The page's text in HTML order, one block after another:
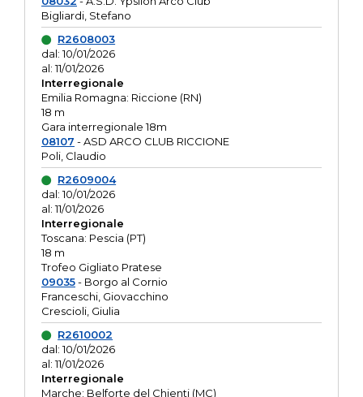
Bigliardi, Stefano
R2608003
dal: 10/01/2026
al: 11/01/2026
Interregionale
Emilia Romagna: Riccione (RN)
18 m
Gara interregionale 18m
08107 - ASD ARCO CLUB RICCIONE
Poli, Claudio
R2609004
dal: 10/01/2026
al: 11/01/2026
Interregionale
Toscana: Pescia (PT)
18 m
Trofeo Gigliato Pratese
09035- Borgo al Cornio
Franceschi, Giovacchino
Crescioli, Giulia
R2610002
dal: 10/01/2026
al: 11/01/2026
Interregionale
Marche: Belforte del Chienti (MC)